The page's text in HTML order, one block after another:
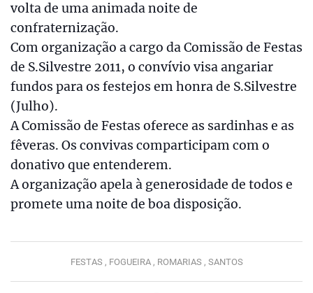
volta de uma animada noite de
confraternização.
Com organização a cargo da Comissão de Festas
de S.Silvestre 2011, o convívio visa angariar
fundos para os festejos em honra de S.Silvestre
(Julho).
A Comissão de Festas oferece as sardinhas e as
fêveras. Os convivas comparticipam com o
donativo que entenderem.
A organização apela à generosidade de todos e
promete uma noite de boa disposição.
FESTAS , FOGUEIRA , ROMARIAS , SANTOS